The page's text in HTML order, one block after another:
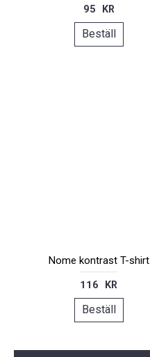
95 KR
Beställ
Nome kontrast T-shirt
116 KR
Beställ